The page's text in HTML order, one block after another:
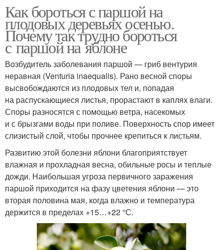
Как бороться с паршой на
плодовых деревьях осенью.
Почему так трудно бороться
с паршой на яблоне
Возбудитель заболевания паршой — гриб вентурия
неравная (Venturia inaequalis). Рано весной споры
высвобождаются из плодовых тел и, попадая
на распускающиеся листья, прорастают в каплях влаги.
Споры разносятся с помощью ветра, насекомых
и с брызгами воды при поливе. Поверхность спор имеет
слизистый слой, чтобы прочнее крепиться к листьям.
Развитию этой болезни яблони благоприятствует
влажная и прохладная весна, обильные росы и теплые
дожди. Наибольшая угроза первичного заражения
паршой приходится на фазу цветения яблони — это
вторая половина мая, когда влажно и температура
держится в пределах +15…+22 °С.